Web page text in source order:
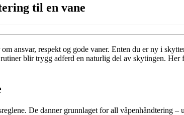
til en vane
ansvar, respekt og gode vaner. Enten du er ny i
blir trygg adferd en naturlig del av skytingen.
De danner grunnlaget for all våpenhåndtering –